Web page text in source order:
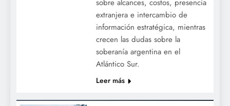
sobre alcances, costos, presencia
extranjera e intercambio de
información estratégica, mientras
crecen las dudas sobre la
soberanía argentina en el
Atlántico Sur.
Leer más